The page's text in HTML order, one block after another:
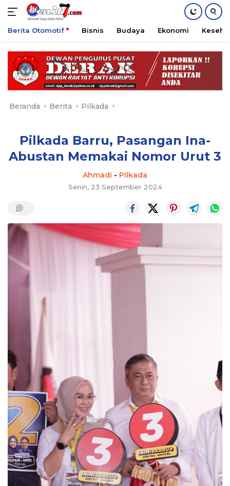
konten
Berita Otomotif Bisnis Budaya Ekonomi
Beranda Berita Pilkada
Pilkada Barru, Pasangan Ina-
Abustan Memakai Nomor Urut 3
Ahmadi - Pilkada
Senin, 23 September 2024